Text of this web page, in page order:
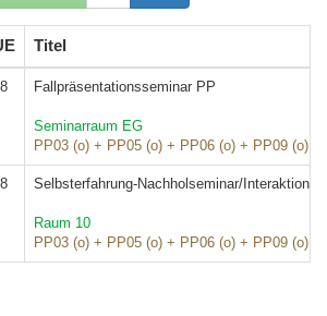
Titel
8 Fallpräsentationsseminar PP
Seminarraum EG
PP03 (o) + PP05 (o) + PP06 (o) + PP09 (o)
8 Selbsterfahrung-Nachholseminar/
Raum 10
PP03 (o) + PP05 (o) + PP06 (o) + PP09 (o)